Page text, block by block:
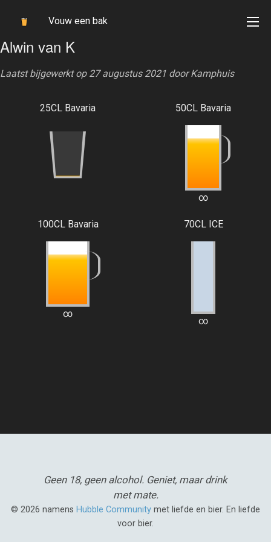
Vouw een bak
Alwin van K
Laatst bijgewerkt op 27 augustus 2021 doorKamphuis
25CL Bavaria 50CL Bavaria
∞
100CL Bavaria
∞
70CL ICE
∞
Geen 18, geen alcohol. Geniet, maar drink
met mate.
© 2026 namens Hubble Community met liefde en bier. En liefde
voor bier.